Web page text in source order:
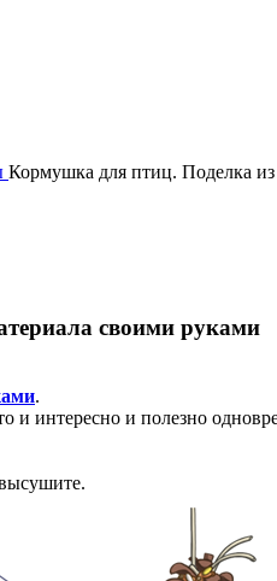
Кормушка для птиц. Поделка
своими руками
.
и интересно и полезно